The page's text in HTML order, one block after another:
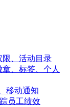
限、活动目录
、标签、个人
移动通知
员工绩效